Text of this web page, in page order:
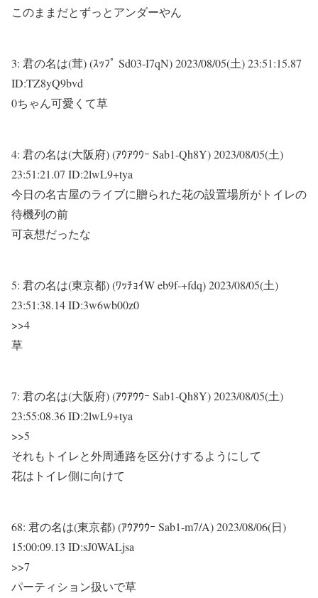
このままだとずっとアンダーやん
3: 君の名は(茸) (ｽｯﾌﾟ Sd03-I7qN)2023/08/05(土) 23:51:15.87
ID:TZ8yQ9bvd
0ちゃん可愛くて草
4: 君の名は(大阪府) (ｱｳｱｳｳｰ Sab1-Qh8Y)2023/08/05(土)
23:51:21.07 ID:2lwL9+tya
今日の名古屋のライブに贈られた花の設置場所がトイレの
待機列の前
可哀想だったな
5: 君の名は(東京都) (ﾜｯﾁｮｲW eb9f-+fdq)2023/08/05(土)
23:51:38.14 ID:3w6wb00z0
>>4
草
7: 君の名は(大阪府) (ｱｳｱｳｳｰ Sab1-Qh8Y)2023/08/05(土)
23:55:08.36 ID:2lwL9+tya
>>5
それもトイレと外周通路を区分けするようにして
花はトイレ側に向けて
68: 君の名は(東京都) (ｱｳｱｳｳｰ Sab1-m7/A)2023/08/06(日)
15:00:09.13 ID:sJ0WALjsa
>>7
パーティション扱いで草